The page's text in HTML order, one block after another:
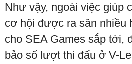
Như vậy, ngoài việc giúp
cơ hội được ra sân nhiều
cho SEA Games sắp tới,
bảo số lượt thi đấu ở V-